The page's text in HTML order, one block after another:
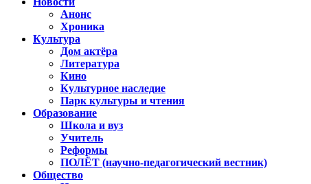
Анонс
Хроника
Культура
Дом актёра
Литература
Кино
Культурное наследие
Парк культуры и чтения
Образование
Школа и вуз
Учитель
Реформы
ПОЛЁТ (научно-педагогический вестник)
Общество